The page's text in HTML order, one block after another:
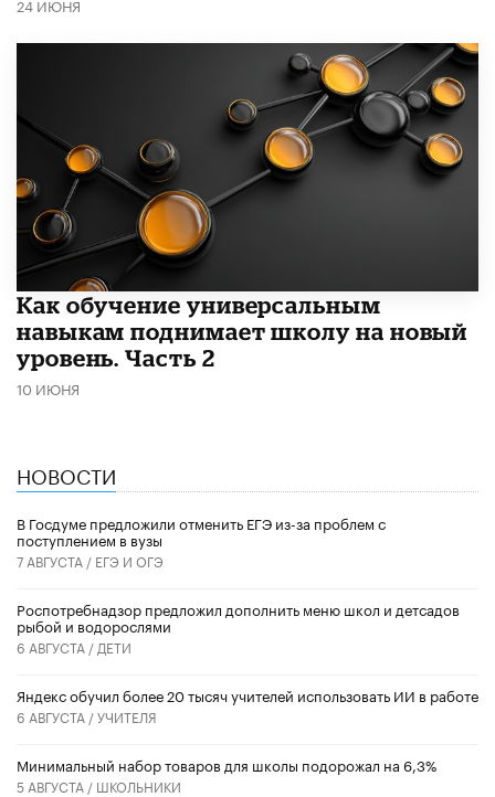
24 ИЮНЯ
​Как обучение универсальным
навыкам поднимает школу на новый
уровень. Часть 2
10 ИЮНЯ
НОВОСТИ
В Госдуме предложили отменить ЕГЭ из-за проблем с
поступлением в вузы
7 АВГУСТА / ЕГЭ И ОГЭ
Роспотребнадзор предложил дополнить меню школ и детсадов
рыбой и водорослями
6 АВГУСТА / ДЕТИ
​Яндекс обучил более 20 тысяч учителей использовать ИИ в работе
6 АВГУСТА /УЧИТЕЛЯ
Минимальный набор товаров для школы подорожал на 6,3%
5 АВГУСТА / ШКОЛЬНИКИ